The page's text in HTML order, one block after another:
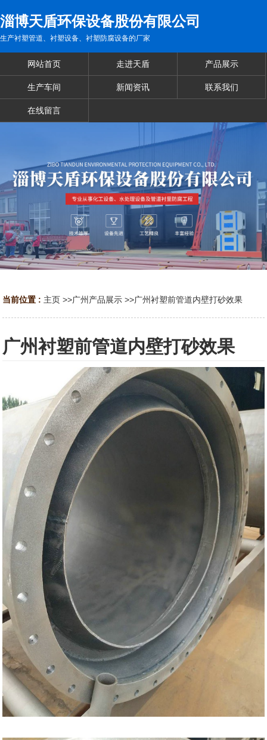
淄博天盾环保设备股份有限公司
生产衬塑管道、衬塑设备、衬塑防腐设备的厂家
网站首页 走进天盾 产品展示
生产车间 新闻资讯 联系我们
在线留言
当前位置 : 主页 >>广州产品展示 >>广州衬塑前管道内壁打砂效果
广州衬塑前管道内壁打砂效果